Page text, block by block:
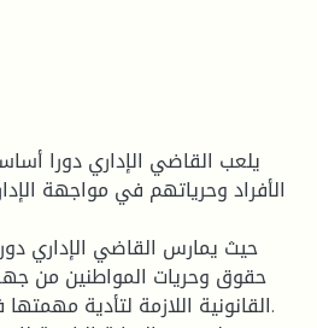
يلعب القاضي الإداري دورا
الأفراد وحرياتهم في مواجهة
حيث يمارس القاضي الإداري
حقوق وحريات المواطنين من
القانونية اللازمة لتأدية